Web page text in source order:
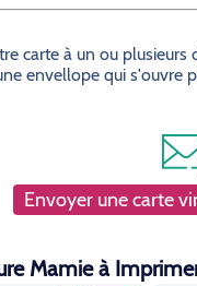
carte à un ou
envellope qui s'ouvre
Envoyer une carte
Mamie à